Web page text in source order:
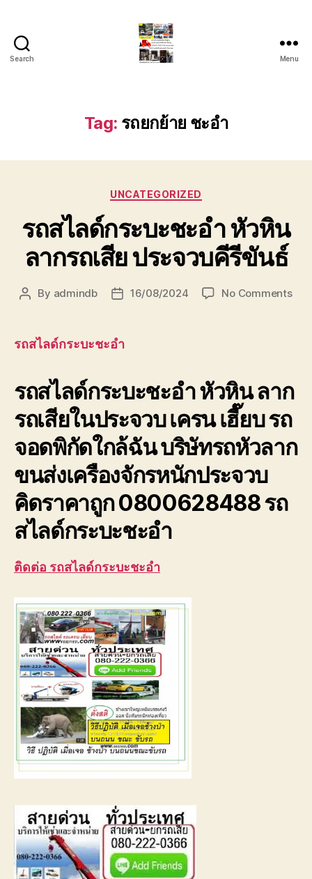
Search
สไลด์
ใน
หัวหิน
ชั่วโมง
โทร
0888000456
Menu
Tag: รถยกย้าย ชะอำ
Categories
UNCATEGORIZED
รถสไลด์กระบะชะอำ หัวหิน
ลากรถเสีย ประจวบคีรีขันธ์
Post
By admindb
Post16/08/2024 No Commentson
ลาก
รถ
เสีย
ปร
รถสไลด์กระบะชะอำ
รถสไลด์กระบะชะอำ หัวหิน ลาก
รถเสียในประจวบ เครน เฮี๊ยบ รถ
จอดพิกัดใกล้ฉัน บริษัทรถหัวลาก
ขนส่งเครืองจักรหนักประจวบ
คิดราคาถูก 0800628488 รถ
สไลด์กระบะชะอำ
ติดต่อ รถสไลด์กระบะชะอำ